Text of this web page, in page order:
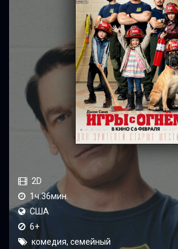
2D
1ч.36мин.
США
6+
комедия, семейный